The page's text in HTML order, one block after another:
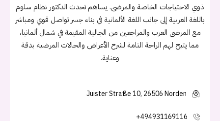
ذوي الاحتياجات الخاصة والمرضى. يساهم تحدث الدكتور نظام سلوم
باللغة العربية إلى جانب اللغة الألمانية في بناء جسر تواصل قوي ومباشر
مع المرضى العرب والمراجعين من الجالية المقيمة في شمال ألمانيا،
مما يتيح لهم الراحة التامة لشرح الأعراض والحالات المرضية بدقة
وعناية.
Juister Straße 10, 26506 Norden
+494931169116